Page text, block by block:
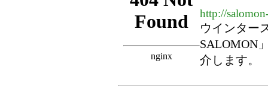
http://
ウインター
SALOMON
介します。